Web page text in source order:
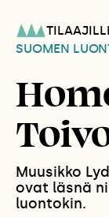
SUOMEN
Muusikko
ovat läsnä
luontokin.